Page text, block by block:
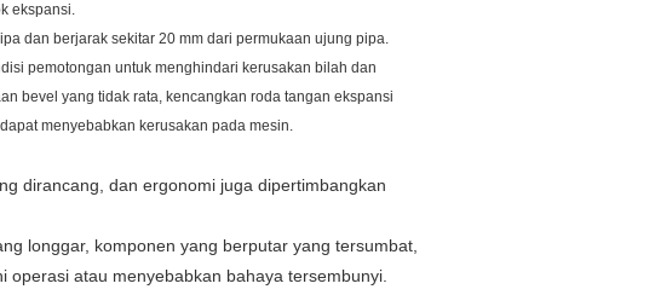
ekspansi.
dan berjarak sekitar 20 mm dari permukaan ujung pipa.
pemotongan untuk menghindari kerusakan bilah dan
bevel yang tidak rata, kencangkan roda tangan ekspansi
menyebabkan kerusakan pada mesin.
dirancang, dan ergonomi juga dipertimbangkan
longgar, komponen yang berputar yang tersumbat,
atau menyebabkan bahaya tersembunyi.